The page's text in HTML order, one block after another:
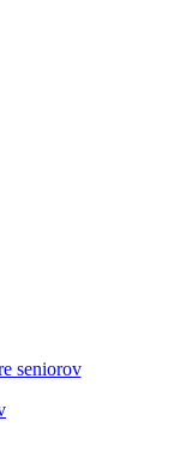
seniorov